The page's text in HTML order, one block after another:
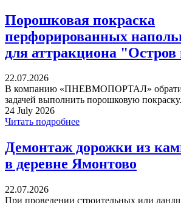
Порошковая покраска
перфорированных
для аттракциона
22.07.2026
В компанию «ПНЕВМОПОРТАЛ»
задачей выполнить порошковую
24 July 2026
Читать подробнее
Демонтаж дорожки из
в деревне Ямонтово
22.07.2026
При проведении строительных или